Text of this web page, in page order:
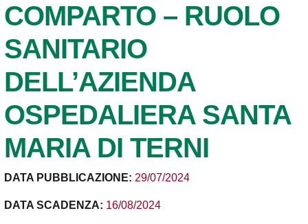
COMPARTO – RUOLO
SANITARIO
DELL’AZIENDA
OSPEDALIERA SANTA
MARIA DI TERNI
DATA PUBBLICAZIONE: 29/07/2024
DATA SCADENZA: 16/08/2024